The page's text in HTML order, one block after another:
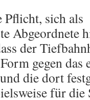
Pflicht, sich als
Abgeordnete
der
gegen das
die dort
für